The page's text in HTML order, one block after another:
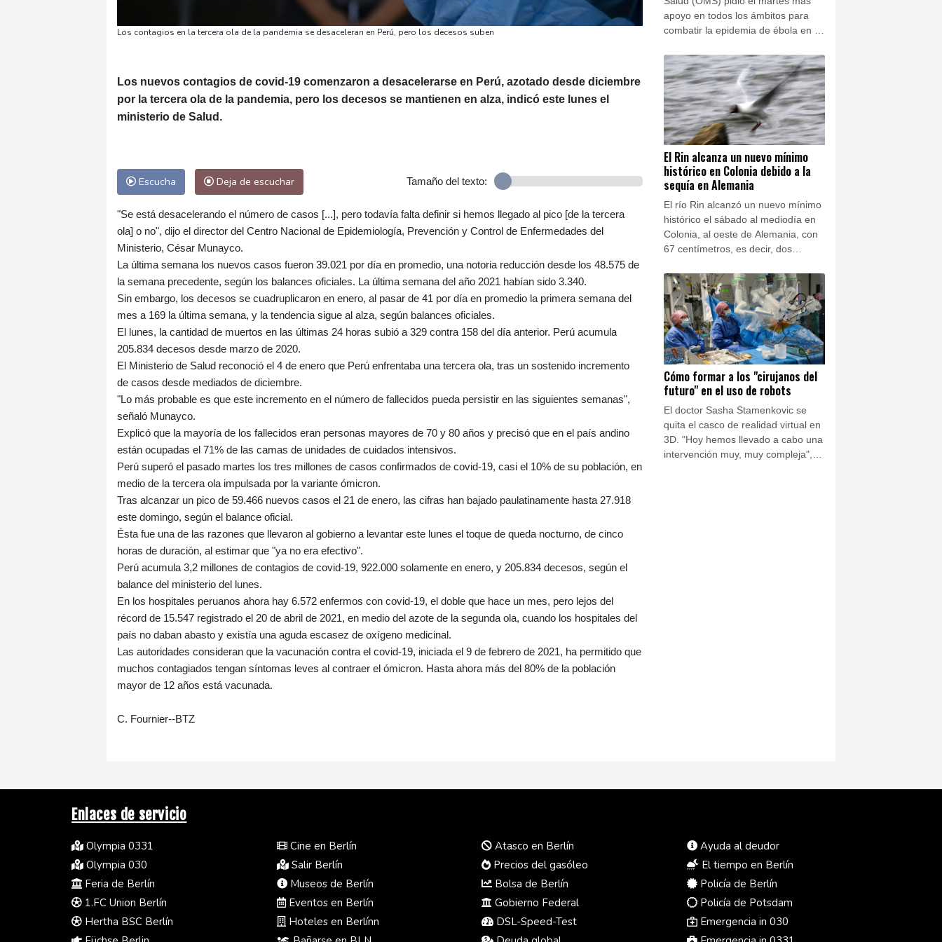
Los contagios en la tercera ola de la pandemia se desaceleran en Perú, pero los decesos suben
Los nuevos contagios de covid-19 comenzaron a desacelerarse en Perú, azotado desde diciembre
por la tercera ola de la pandemia, pero los decesos se mantienen en alza, indicó este lunes el
ministerio de Salud.
Escucha Deja de escuchar Tamaño del texto:
"Se está desacelerando el número de casos [...], pero todavía falta definir si hemos llegado al pico [de la tercera
ola] o no", dijo el director del Centro Nacional de Epidemiología, Prevención y Control de Enfermedades del
Ministerio, César Munayco.
La última semana los nuevos casos fueron 39.021 por día en promedio, una notoria reducción desde los 48.575 de
la semana precedente, según los balances oficiales. La última semana del año 2021 habían sido 3.340.
Sin embargo, los decesos se cuadruplicaron en enero, al pasar de 41 por día en promedio la primera semana del
mes a 169 la última semana, y la tendencia sigue al alza, según balances oficiales.
El lunes, la cantidad de muertos en las últimas 24 horas subió a 329 contra 158 del día anterior. Perú acumula
205.834 decesos desde marzo de 2020.
El Ministerio de Salud reconoció el 4 de enero que Perú enfrentaba una tercera ola, tras un sostenido incremento
de casos desde mediados de diciembre.
"Lo más probable es que este incremento en el número de fallecidos pueda persistir en las siguientes semanas",
señaló Munayco.
Explicó que la mayoría de los fallecidos eran personas mayores de 70 y 80 años y precisó que en el país andino
están ocupadas el 71% de las camas de unidades de cuidados intensivos.
Perú superó el pasado martes los tres millones de casos confirmados de covid-19, casi el 10% de su población, en
medio de la tercera ola impulsada por la variante ómicron.
Tras alcanzar un pico de 59.466 nuevos casos el 21 de enero, las cifras han bajado paulatinamente hasta 27.918
este domingo, según el balance oficial.
Ésta fue una de las razones que llevaron al gobierno a levantar este lunes el toque de queda nocturno, de cinco
horas de duración, al estimar que "ya no era efectivo".
Perú acumula 3,2 millones de contagios de covid-19, 922.000 solamente en enero, y 205.834 decesos, según el
balance del ministerio del lunes.
En los hospitales peruanos ahora hay 6.572 enfermos con covid-19, el doble que hace un mes, pero lejos del
récord de 15.547 registrado el 20 de abril de 2021, en medio del azote de la segunda ola, cuando los hospitales del
país no daban abasto y existía una aguda escasez de oxígeno medicinal.
Las autoridades consideran que la vacunación contra el covid-19, iniciada el 9 de febrero de 2021, ha permitido que
muchos contagiados tengan síntomas leves al contraer el ómicron. Hasta ahora más del 80% de la población
mayor de 12 años está vacunada.
C. Fournier--BTZ
apoyo en todos los ámbitos para
combatir la epidemia de ébola en la
(RDC), que avanza más rápido que
la respuesta sanitaria.
El Rin alcanza un nuevo mínimo
histórico en Colonia debido a la
sequía en Alemania
El río Rin alcanzó un nuevo mínimo
histórico el sábado al mediodía en
Colonia, al oeste de Alemania, con
67 centímetros, es decir, dos
récord registrado en 2018, según la
Autoridad de Vías Navegables
(WSV).
Cómo formar a los "cirujanos del
futuro" en el uso de robots
El doctor Sasha Stamenkovic se
quita el casco de realidad virtual en
3D. "Hoy hemos llevado a cabo una
intervención muy, muy compleja",
Enlaces de servicio
Olympia 0331
Olympia 030
Feria de Berlín
1.FC Union Berlín
Hertha BSC Berlín
Cine en Berlín
Salir Berlín
Museos de Berlín
Eventos en Berlín
Hoteles en Berlínn
Atasco en Berlín
Precios del gasóleo
Bolsa de Berlín
Gobierno Federal
DSL-Speed-Test
Ayuda al deudor
El tiempo en Berlín
Policía de Berlín
Policía de Potsdam
Emergencia in 030